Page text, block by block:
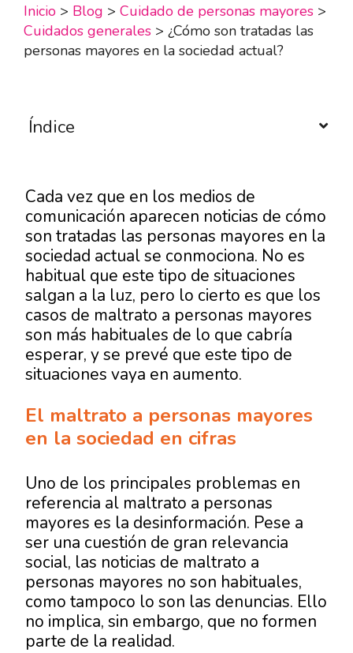
Inicio > Blog > Cuidado de personas mayores >
Cuidados generales > ¿Cómo son tratadas las
personas mayores en la sociedad actual?
Índice
Cada vez que en los medios de
comunicación aparecen noticias de cómo
son tratadas las personas mayores en la
sociedad actual se conmociona. No es
habitual que este tipo de situaciones
salgan a la luz, pero lo cierto es que los
casos de maltrato a personas mayores
son más habituales de lo que cabría
esperar, y se prevé que este tipo de
situaciones vaya en aumento.
El maltrato a personas mayores
en la sociedad en cifras
Uno de los principales problemas en
referencia al maltrato a personas
mayores es la desinformación. Pese a
ser una cuestión de gran relevancia
social, las noticias de maltrato a
personas mayores no son habituales,
como tampoco lo son las denuncias. Ello
no implica, sin embargo, que no formen
parte de la realidad.